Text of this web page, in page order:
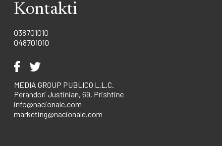
Kontakti
038701010
048701010
MEDIA GROUP PUBLICO L.L.C.
Perandori Justinian, 69, Prishtine
info@nacionale.com
marketing@nacionale.com